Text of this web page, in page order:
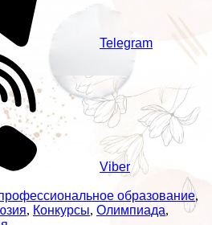
Telegram
Viber
образование,
, Конкурсы, Олимпиада,